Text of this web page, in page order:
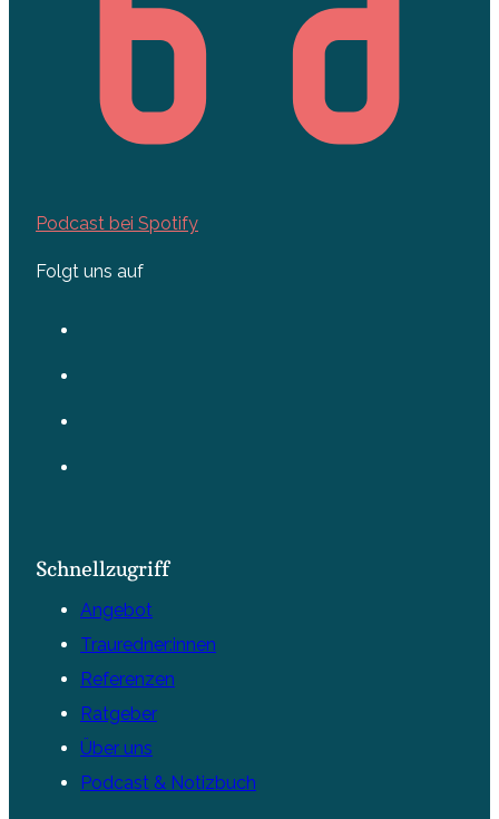
Podcast bei Spotify
Folgt uns auf
Schnellzugriff
Angebot
Trauredner:innen
Referenzen
Ratgeber
Über uns
Podcast & Notizbuch